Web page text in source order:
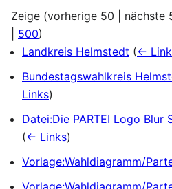
Zeige (vorherige 50 nächste
500)
Landkreis Helmstedt (←
Bundestagswahlkreis
Links)
Datei:Die PARTEI Logo Blur
(← Links)
Vorlage:Wahldiagramm/